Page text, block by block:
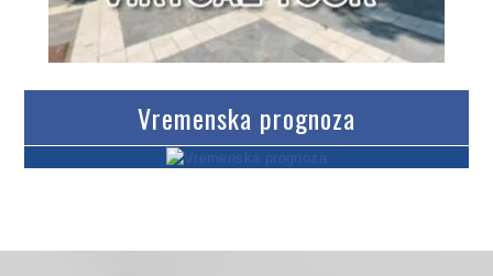
Vremenska prognoza